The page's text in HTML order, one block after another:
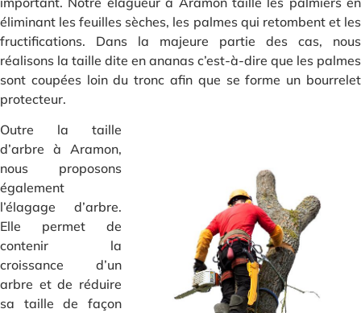
éliminant les feuilles sèches, les palmes qui retombent et les
fructifications. Dans la majeure partie des cas, nous
réalisons la taille dite en ananas c’est-à-dire que les palmes
sont coupées loin du tronc afin que se forme un bourrelet
protecteur.
Outre la taille
d’arbre à Aramon,
nous proposons
également
l’élagage d’arbre.
Elle permet de
contenir la
croissance d’un
arbre et de réduire
sa taille de façon